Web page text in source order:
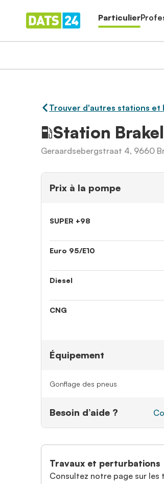
Particulier
Trouver d'autres stations et
Station Brakel
Geraardsebergstraat 4, 9660
Prix à la pompe
SUPER +98
Euro 95/E10
Diesel
CNG
Équipement
Gonflage des pneus
Besoin d’aide ?
Travaux et perturbations
Consultez notre page sur